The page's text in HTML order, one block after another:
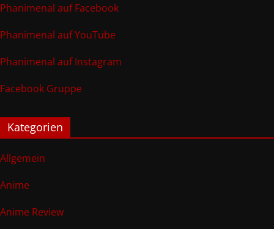
Phanimenal auf Facebook
Phanimenal auf YouTube
Phanimenal auf Instagram
Facebook Gruppe
Kategorien
Allgemein
Anime
Anime Review